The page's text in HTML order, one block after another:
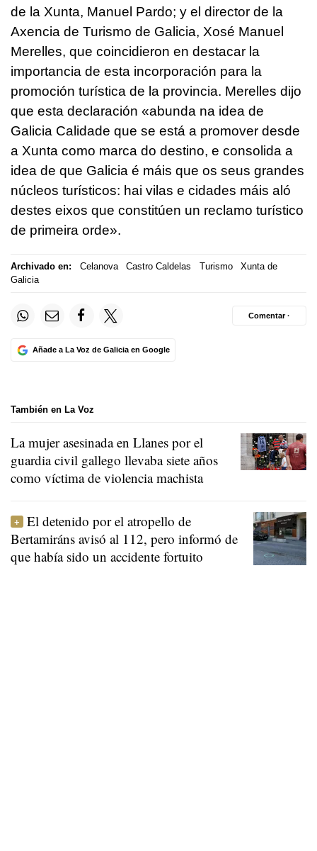
de la Xunta, Manuel Pardo; y el director de la
Axencia de Turismo de Galicia, Xosé Manuel
Merelles, que coincidieron en destacar la
importancia de esta incorporación para la
promoción turística de la provincia. Merelles dijo
que esta declaración «abunda na idea de
Galicia Calidade que se está a promover desde
a Xunta como marca do destino, e consolida a
idea de que Galicia é máis que os seus grandes
núcleos turísticos: hai vilas e cidades máis aló
destes eixos que constitúen un reclamo turístico
de primeira orde».
Archivado en: Celanova Castro Caldelas Turismo
Xunta de
Galicia
Añade a La Voz de Galicia en Google
Comentar ·
También en La Voz
La mujer asesinada en Llanes por el
guardia civil gallego llevaba siete años
como víctima de violencia machista
El detenido por el atropello de
Bertamiráns avisó al 112, pero informó de
que había sido un accidente fortuito